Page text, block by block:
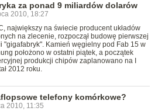
za ponad 9 miliardów dolarów
2010, 18:27
największy na świecie producent układów
na zlecenie, rozpoczął budowę pierwszej
"gigafabryk". Kamień węgielny pod Fab 15 w
położono w ostatni piątek, a początek
produkcji chipów zaplanowano na I
2012 roku.
telefony komórkowe?
2010, 11:35